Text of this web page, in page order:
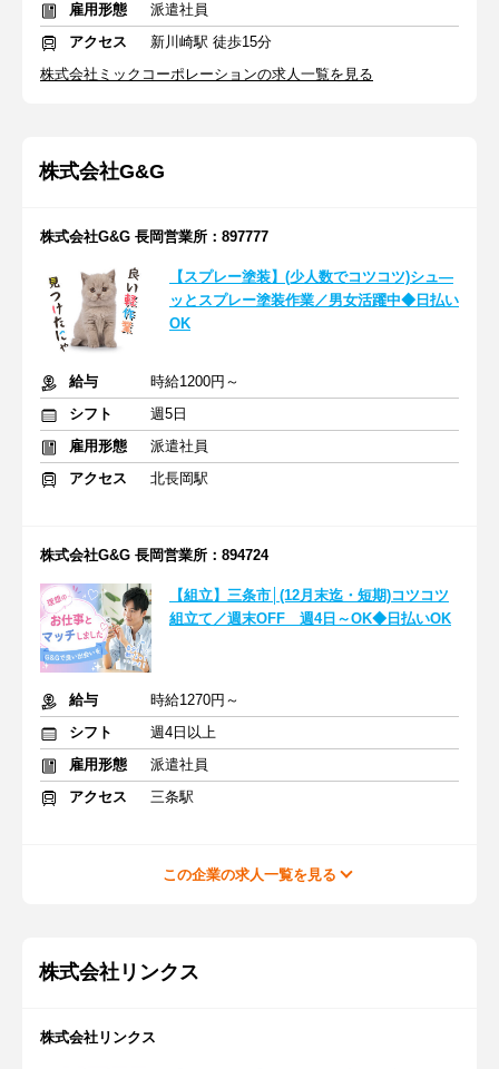
雇用形態
派遣社員
アクセス
新川崎駅 徒歩15分
株式会社ミックコーポレーションの求人一覧を見る
株式会社G&G
株式会社G&G 長岡営業所：897777
【スプレー塗装】(少人数でコツコツ)シュ―
ッとスプレー塗装作業／男女活躍中◆日払い
OK
給与
時給1200円～
シフト
週5日
雇用形態
派遣社員
アクセス
北長岡駅
株式会社G&G 長岡営業所：894724
【組立】三条市│(12月末迄・短期)コツコツ
組立て／週末OFF 週4日～OK◆日払いOK
給与
時給1270円～
シフト
週4日以上
雇用形態
派遣社員
アクセス
三条駅
この企業の求人一覧を見る
株式会社リンクス
株式会社リンクス